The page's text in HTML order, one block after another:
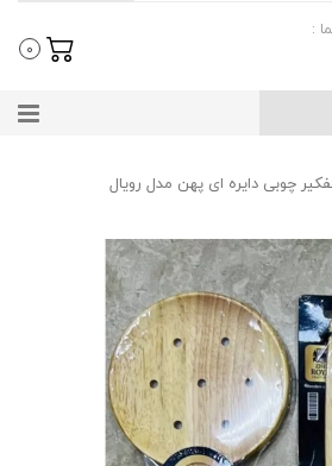
:
0
چوبی دایره ای پهن مدل رویال